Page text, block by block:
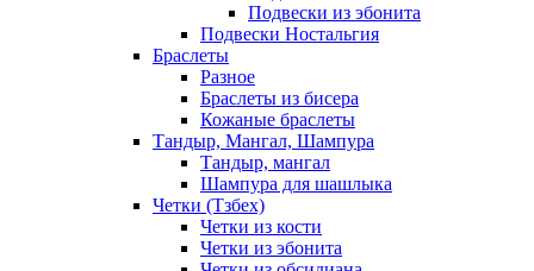
Подвески из эбонита
Подвески Ностальгия
Браслеты
Разное
Браслеты из бисера
Кожаные браслеты
Тандыр, Мангал, Шампура
Тандыр, мангал
Шампура для шашлыка
Четки (Тзбех)
Четки из кости
Четки из эбонита